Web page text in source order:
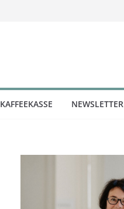
KAFFEEKASSE NEWSLETTER